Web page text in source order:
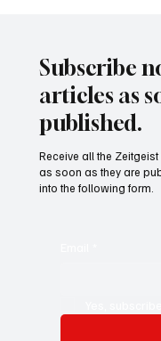
Subscribe
articles as
published.
Receive all the
as soon as they are
into the following form.